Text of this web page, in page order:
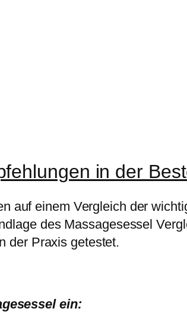
in der
auf einem Vergleich der
des Massagesessel
der Praxis getestet.
ein: